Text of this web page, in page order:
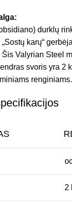
durklų
karų“
Valyrian Steel
svoris yra 2
renginiams.
2